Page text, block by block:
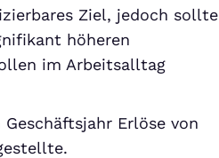
Ziel, jedoch sollte
höheren
im Arbeitsalltag
Erlöse von